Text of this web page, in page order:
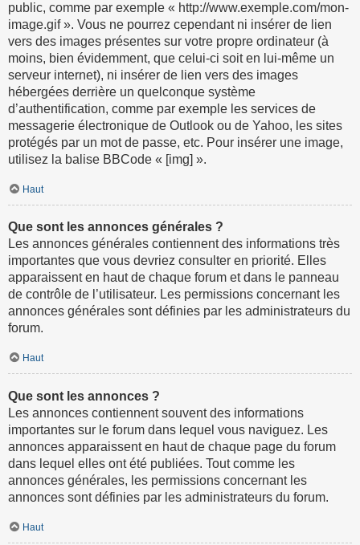
public, comme par exemple « http://www.exemple.com/mon-
image.gif ». Vous ne pourrez cependant ni insérer de lien
vers des images présentes sur votre propre ordinateur (à
moins, bien évidemment, que celui-ci soit en lui-même un
serveur internet), ni insérer de lien vers des images
hébergées derrière un quelconque système
d’authentification, comme par exemple les services de
messagerie électronique de Outlook ou de Yahoo, les sites
protégés par un mot de passe, etc. Pour insérer une image,
utilisez la balise BBCode « [img] ».
Haut
Que sont les annonces générales ?
Les annonces générales contiennent des informations très
importantes que vous devriez consulter en priorité. Elles
apparaissent en haut de chaque forum et dans le panneau
de contrôle de l’utilisateur. Les permissions concernant les
annonces générales sont définies par les administrateurs du
forum.
Haut
Que sont les annonces ?
Les annonces contiennent souvent des informations
importantes sur le forum dans lequel vous naviguez. Les
annonces apparaissent en haut de chaque page du forum
dans lequel elles ont été publiées. Tout comme les
annonces générales, les permissions concernant les
annonces sont définies par les administrateurs du forum.
Haut